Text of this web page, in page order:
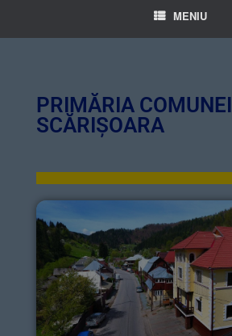
MENIU
PRIMĂRIA COMUNEI
SCĂRIȘOARA